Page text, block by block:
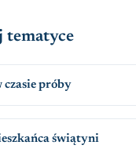
tematyce
próby
świątyni